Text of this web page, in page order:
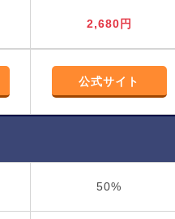
2,680円
公式サイト
50%